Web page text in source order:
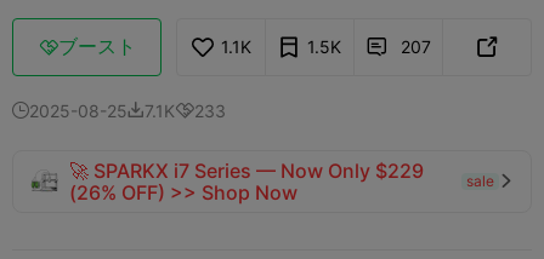
ブースト 1.1K 1.5K  207 
2025-08-257.1K233
🚀 SPARKX i7 Series — Now Only $229
(26% OFF) >> Shop Now
sale 